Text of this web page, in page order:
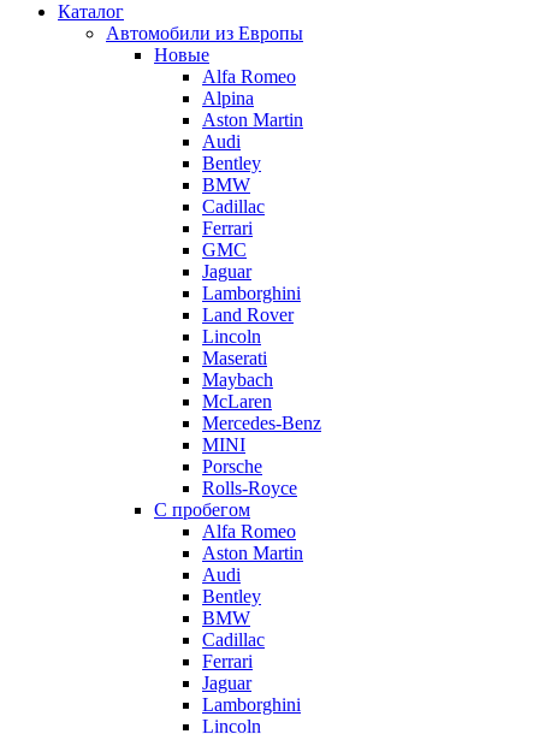
Каталог
Автомобили из Европы
Новые
Alfa Romeo
Alpina
Aston Martin
Audi
Bentley
BMW
Cadillac
Ferrari
GMC
Jaguar
Lamborghini
Land Rover
Lincoln
Maserati
Maybach
McLaren
Mercedes-Benz
MINI
Porsche
Rolls-Royce
С пробегом
Alfa Romeo
Aston Martin
Audi
Bentley
BMW
Cadillac
Ferrari
Jaguar
Lamborghini
Lincoln